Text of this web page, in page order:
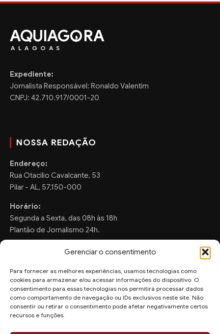
Gerenciar o consentimento
Para fornecer as melhores experiências, usamos tecnologias como
cookies para armazenar e/ou acessar informações do dispositivo. O
consentimento para essas tecnologias nos permitirá processar dados
como comportamento de navegação ou IDs exclusivos neste site. Não
consentir ou retirar o consentimento pode afetar negativamente certos
recursos e funções.
AQUIAG RA
ALAGOAS
Expediente:
Jornalista Responsável: Ronaldo Valentim
CNPJ: 42.710.917/0001-20
NOSSA REDAÇÃO
Endereço:
Rua Otacilio Cavalcante, 53
Pilar - AL, 57.150-000
Horário:
Segunda a Sexta, das 08h às 18h
Plantão de Jornalismo 24h.
FALE CONOSCO
Sugestões de Pauta:
ronaldo.valentim150@gmail.com